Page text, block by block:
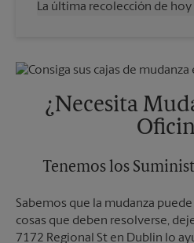
Viernes
5:00 PM
Martes
La última recolección de hoy
Viernes
6:00 PM
Domingo
Sin
6:00 PM
¿Necesita
Tenemos los
Sabemos que la mudanza
cosas que deben resolverse,
7172 Regional St en Dublin lo